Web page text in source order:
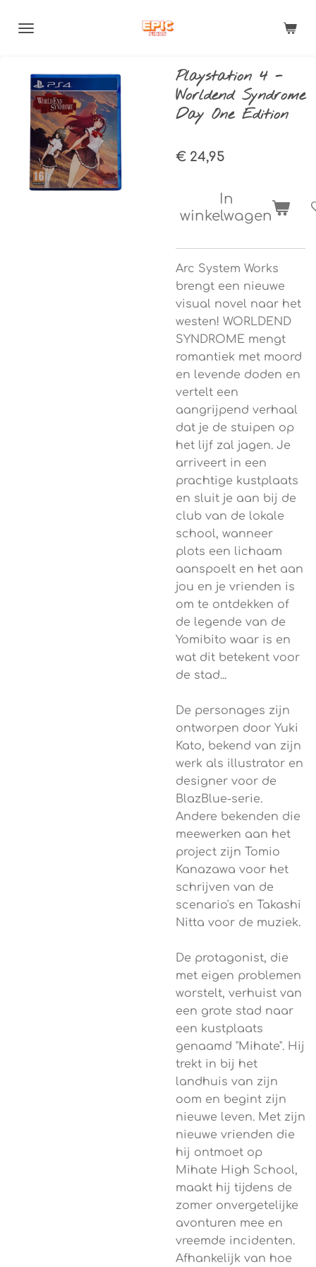
direct
hoofdinhoud
Playstation 4 -
Worldend Syndrome
Day One Edition
€ 24,95
In
winkelwagen
Arc System Works
brengt een nieuwe
visual novel naar het
westen! WORLDEND
SYNDROME mengt
romantiek met moord
en levende doden en
vertelt een
aangrijpend verhaal
dat je de stuipen op
het lijf zal jagen. Je
arriveert in een
prachtige kustplaats
en sluit je aan bij de
club van de lokale
school, wanneer
plots een lichaam
aanspoelt en het aan
jou en je vrienden is
om te ontdekken of
de legende van de
Yomibito waar is en
wat dit betekent voor
de stad...
De personages zijn
ontworpen door Yuki
Kato, bekend van zijn
werk als illustrator en
designer voor de
BlazBlue-serie.
Andere bekenden die
meewerken aan het
project zijn Tomio
Kanazawa voor het
schrijven van de
scenario's en Takashi
Nitta voor de muziek.
De protagonist, die
met eigen problemen
worstelt, verhuist van
een grote stad naar
een kustplaats
genaamd "Mihate". Hij
trekt in bij het
landhuis van zijn
oom en begint zijn
nieuwe leven. Met zijn
nieuwe vrienden die
hij ontmoet op
Mihate High School,
maakt hij tijdens de
zomer onvergetelijke
avonturen mee en
vreemde incidenten.
Afhankelijk van hoe